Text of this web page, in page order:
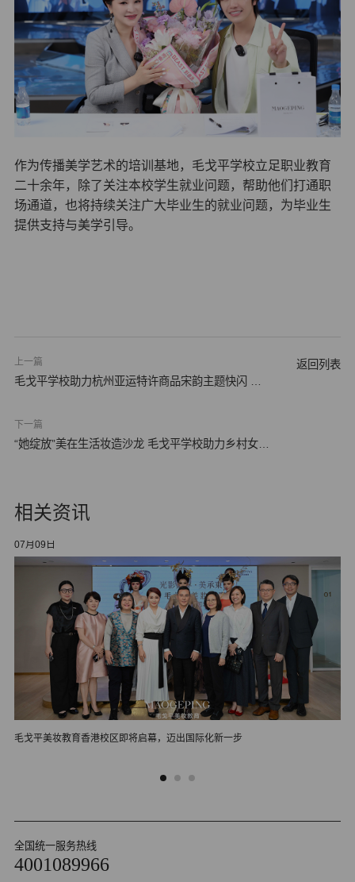
作为传播美学艺术的培训基地，毛戈平学校立足职业教育
二十余年，除了关注本校学生就业问题，帮助他们打通职
场通道，也将持续关注广大毕业生的就业问题，为毕业生
提供支持与美学引导。
上一篇
毛戈平学校助力杭州亚运特许商品宋韵主题快闪 亚
下一篇
“她绽放”美在生活妆造沙龙 毛戈平学校助力乡村女性
返回列表
相关资讯
07月09日
毛戈平美妆教育香港校区即将启幕，迈出国际化新一步
全国统一服务热线
4001089966